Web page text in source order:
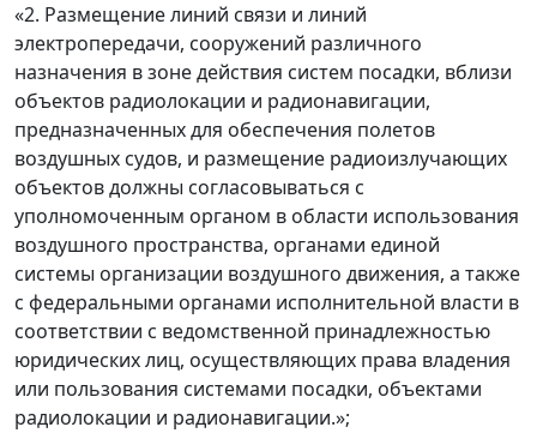
«2. Размещение линий связи и линий
электропередачи, сооружений различного
назначения в зоне действия систем посадки, вблизи
объектов радиолокации и радионавигации,
предназначенных для обеспечения полетов
воздушных судов, и размещение радиоизлучающих
объектов должны согласовываться с
уполномоченным органом в области использования
воздушного пространства, органами единой
системы организации воздушного движения, а также
с федеральными органами исполнительной власти в
соответствии с ведомственной принадлежностью
юридических лиц, осуществляющих права владения
или пользования системами посадки, объектами
радиолокации и радионавигации.»;